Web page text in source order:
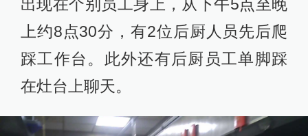
出现在个别员工身上，从下午5点至晚
上约8点30分，有2位后厨人员先后爬
踩工作台。此外还有后厨员工单脚踩
在灶台上聊天。